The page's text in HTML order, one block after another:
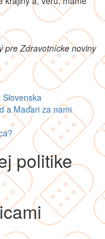
pre Zdravotnícke noviny
Slovenska
a Maďari za nami
politike